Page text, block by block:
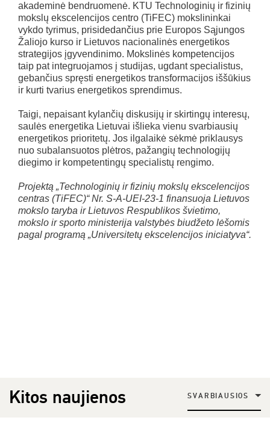
akademinė bendruomenė. KTU Technologinių ir fizinių
mokslų ekscelencijos centro (TiFEC) mokslininkai
vykdo tyrimus, prisidedančius prie Europos Sąjungos
Žaliojo kurso ir Lietuvos nacionalinės energetikos
strategijos įgyvendinimo. Mokslinės kompetencijos
taip pat integruojamos į studijas, ugdant specialistus,
gebančius spręsti energetikos transformacijos iššūkius
ir kurti tvarius energetikos sprendimus.
Taigi, nepaisant kylančių diskusijų ir skirtingų interesų,
saulės energetika Lietuvai išlieka vienu svarbiausių
energetikos prioritetų. Jos ilgalaikė sėkmė priklausys
nuo subalansuotos plėtros, pažangių technologijų
diegimo ir kompetentingų specialistų rengimo.
Projektą „Technologinių ir fizinių mokslų ekscelencijos
centras (TiFEC)“ Nr. S-A-UEI-23-1 finansuoja Lietuvos
mokslo taryba ir Lietuvos Respublikos švietimo,
mokslo ir sporto ministerija valstybės biudžeto lėšomis
pagal programą „Universitetų ekscelencijos iniciatyva“.
Kitos naujienos SVARBIAUSIOS